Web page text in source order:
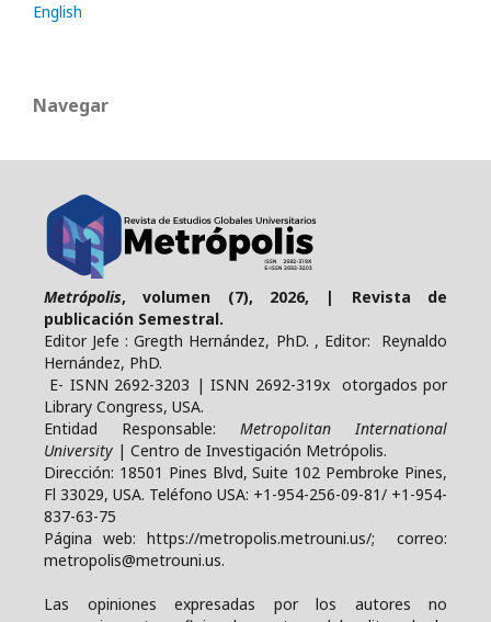
English
Navegar
Metrópolis, volumen (7), 2026, | Revista de
publicación Semestral.
Editor Jefe : Gregth Hernández, PhD. , Editor: Reynaldo
Hernández, PhD.
E- ISNN 2692-3203 | ISNN 2692-319x otorgados por
Library Congress, USA.
Entidad Responsable: Metropolitan International
University | Centro de Investigación Metrópolis.
Dirección: 18501 Pines Blvd, Suite 102 Pembroke Pines,
Fl 33029, USA. Teléfono USA: +1-954-256-09-81/ +1-954-
837-63-75
Página web: https://metropolis.metrouni.us/; correo:
metropolis@metrouni.us.
Las opiniones expresadas por los autores no